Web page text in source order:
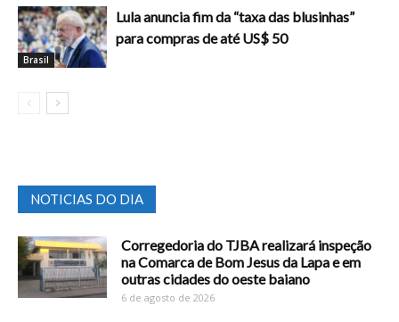
Brasil
Lula anuncia fim da “taxa das blusinhas”
para compras de até US$ 50
NOTICIAS DO DIA
Corregedoria do TJBA realizará inspeção
na Comarca de Bom Jesus da Lapa e em
outras cidades do oeste baiano
6 de agosto de 2026